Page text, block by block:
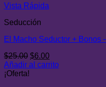
$29.00.
Vista Rápida
Seducción
El Macho Seductor + Bonos
$25.00 El
precio
$6.00El
precio
Añadir al carrito
¡Oferta!